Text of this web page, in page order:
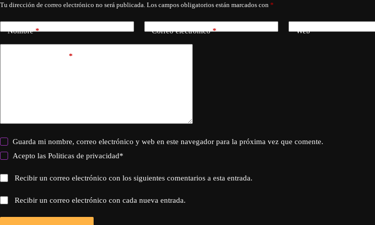
Tu dirección de correo electrónico no será publicada. Los campos obligatorios están marcados con *
Nombre* Correo electrónico* Web
*
Guarda mi nombre, correo electrónico y web en este navegador para la próxima vez que comente.
Acepto lasPoliticas de privacidad*
Recibir un correo electrónico con los siguientes comentarios a esta entrada.
Recibir un correo electrónico con cada nueva entrada.